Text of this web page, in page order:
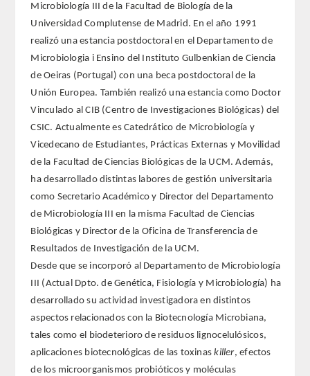
REGLAMENTO
FUNDACIÓN LIBERADE
ACADÉMICOS
SECCIONES
TEOLOGÍA
HUMANIDADES
DERECHO
MEDICINA
CIENCIAS EXPERIMENTALES
FARMACIA
CIENCIAS POLíTICAS Y DE LA ECONOMíA
Microbiología III de la Facultad de Biología de la
Universidad Complutense de Madrid. En el año 1991
realizó una estancia postdoctoral en el Departamento de
Microbiologia i Ensino del Instituto Gulbenkian de Ciencia
de Oeiras (Portugal) con una beca postdoctoral de la
Unión Europea. También realizó una estancia como Doctor
Vinculado al CIB (Centro de Investigaciones Biológicas) del
CSIC. Actualmente es Catedrático de Microbiología y
Vicedecano de Estudiantes, Prácticas Externas y Movilidad
de la Facultad de Ciencias Biológicas de la UCM. Además,
ha desarrollado distintas labores de gestión universitaria
como Secretario Académico y Director del Departamento
de Microbiología III en la misma Facultad de Ciencias
Biológicas y Director de la Oficina de Transferencia de
Resultados de Investigación de la UCM.
Desde que se incorporó al Departamento de Microbiología
III (Actual Dpto. de Genética, Fisiología y Microbiología) ha
desarrollado su actividad investigadora en distintos
aspectos relacionados con la Biotecnología Microbiana,
tales como el biodeterioro de residuos lignocelulósicos,
aplicaciones biotecnológicas de las toxinaskiller, efectos
de los microorganismos probióticos y moléculas